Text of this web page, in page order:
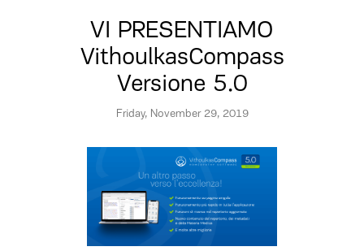
VI PRESENTIAMO
VithoulkasCompass
Versione 5.0
Friday, November 29, 2019